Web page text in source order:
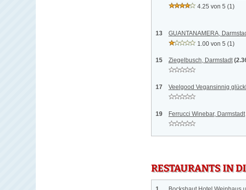
4.25 von 5 (1)
13 GUANTANAMERA,
1.00 von 5 (1)
15 Ziegelbusch, Darmstadt
17 Veelgood Vegansinnig
19 Ferrucci Winebar, Darmstadt
RESTAURANTS IN